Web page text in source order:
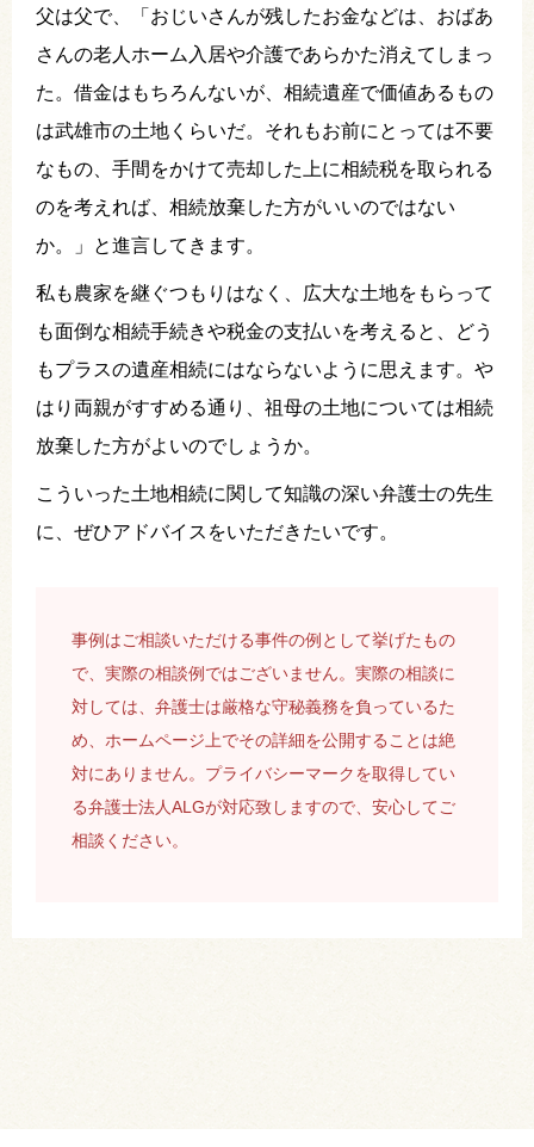
父は父で、「おじいさんが残したお金などは、おばあ
さんの老人ホーム入居や介護であらかた消えてしまっ
た。借金はもちろんないが、相続遺産で価値あるもの
は武雄市の土地くらいだ。それもお前にとっては不要
なもの、手間をかけて売却した上に相続税を取られる
のを考えれば、相続放棄した方がいいのではない
か。」と進言してきます。
私も農家を継ぐつもりはなく、広大な土地をもらって
も面倒な相続手続きや税金の支払いを考えると、どう
もプラスの遺産相続にはならないように思えます。や
はり両親がすすめる通り、祖母の土地については相続
放棄した方がよいのでしょうか。
こういった土地相続に関して知識の深い弁護士の先生
に、ぜひアドバイスをいただきたいです。
事例はご相談いただける事件の例として挙げたもの
で、実際の相談例ではございません。実際の相談に
対しては、弁護士は厳格な守秘義務を負っているた
め、ホームページ上でその詳細を公開することは絶
対にありません。プライバシーマークを取得してい
る弁護士法人ALGが対応致しますので、安心してご
相談ください。